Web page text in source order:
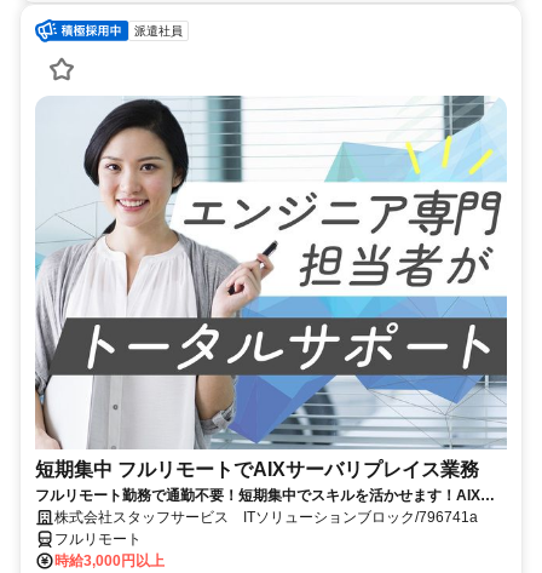
派遣社員
短期集中 フルリモートでAIXサーバリプレイス業務
フルリモート勤務で通勤不要！短期集中でスキルを活かせます！AIXの
経験を積むチャンス！
株式会社スタッフサービス ITソリューションブロック/796741a
フルリモート
時給3,000円以上